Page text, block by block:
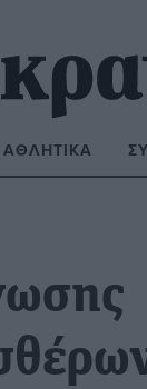
ΑΘΛΗΤΙΚΆ